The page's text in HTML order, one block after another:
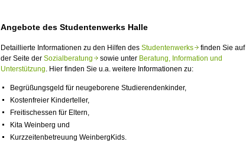
Angebote des Studentenwerks Halle
Detaillierte Informationen zu den Hilfen des Studentenwerksfinden Sie auf
der Seite der Sozialberatungsowie unter Beratung, Information und
Unterstützung. Hier finden Sie u.a. weitere Informationen zu:
Begrüßungsgeld für neugeborene Studierendenkinder,
Kostenfreier Kinderteller,
Freitischessen für Eltern,
Kita Weinberg und
Kurzzeitenbetreuung WeinbergKids.